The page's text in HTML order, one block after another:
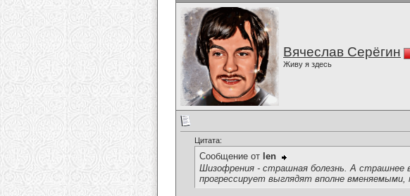
Вячеслав Серёгин
Живу я здесь
Цитата:
Сообщение от len
Шизофрения - страшная болезнь. А страшнее
прогрессирует выглядят вполне